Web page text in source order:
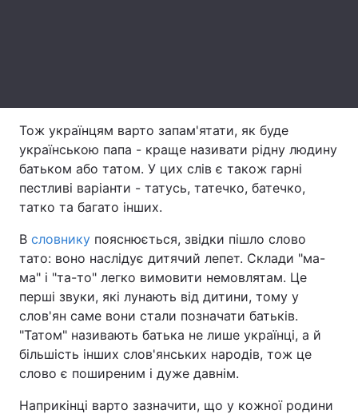
Тож українцям варто запам'ятати, як буде
українською папа - краще називати рідну людину
батьком або татом. У цих слів є також гарні
пестливі варіанти - татусь, татечко, батечко,
татко та багато інших.
В словнику пояснюється, звідки пішло слово
тато: воно наслідує дитячий лепет. Склади "ма-
ма" і "та-то" легко вимовити немовлятам. Це
перші звуки, які лунають від дитини, тому у
слов'ян саме вони стали позначати батьків.
"Татом" називають батька не лише українці, а й
більшість інших слов'янських народів, тож це
слово є поширеним і дуже давнім.
Наприкінці варто зазначити, що у кожної родини